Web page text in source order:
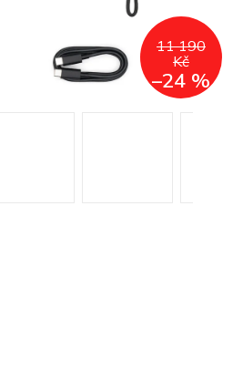
11 190
Kč
–24 %